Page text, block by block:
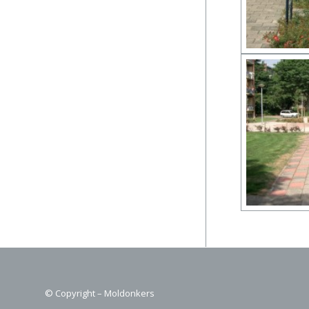
© Copyright – Moldonkers